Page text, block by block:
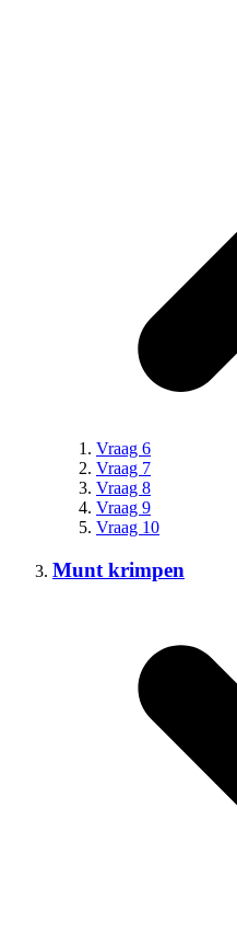
Vraag 6
Vraag 7
Vraag 8
Vraag 9
Vraag 10
Munt krimpen